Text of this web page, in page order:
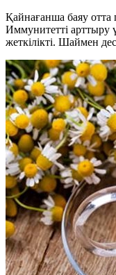
Қайнағанша баяу отта
Иммунитетті арттыру
жеткілікті. Шаймен